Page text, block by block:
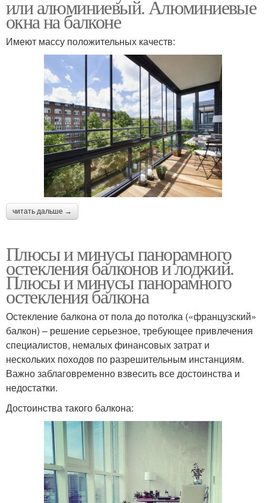
или алюминиевый. Алюминиевые
окна на балконе
Имеют массу положительных качеств:
читать дальше →
Плюсы и минусы панорамного
остекления балконов и лоджий.
Плюсы и минусы панорамного
остекления балкона
Остекление балкона от пола до потолка («французский»
балкон) – решение серьезное, требующее привлечения
специалистов, немалых финансовых затрат и
нескольких походов по разрешительным инстанциям.
Важно заблаговременно взвесить все достоинства и
недостатки.
Достоинства такого балкона: